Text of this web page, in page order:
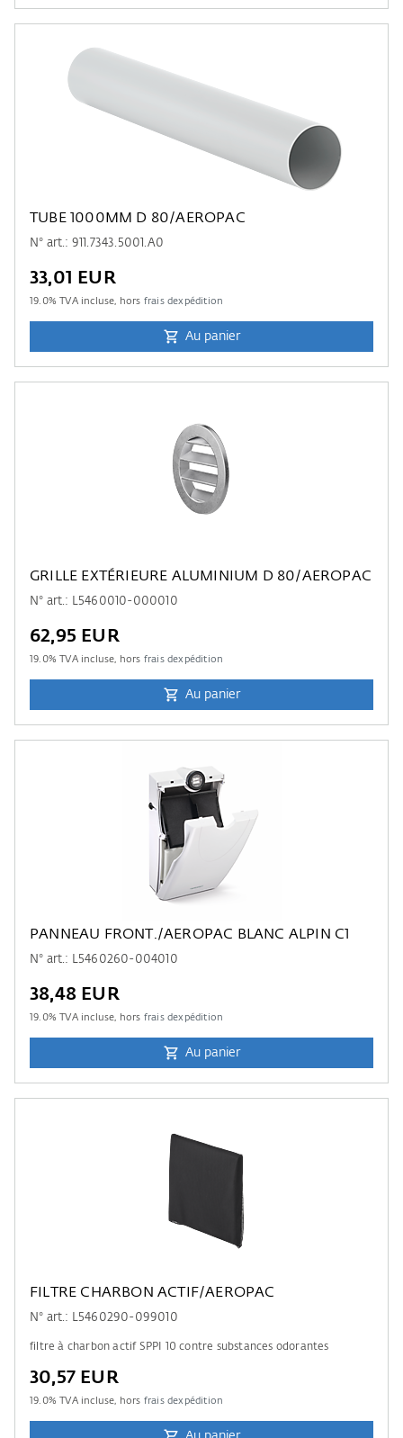
TUBE 1000MM D 80/AEROPAC
N° art.: 911.7343.5001.A0
33,01 EUR
19.0% TVA incluse, hors frais dexpédition
Au panier
GRILLE EXTÉRIEURE ALUMINIUM D 80/AEROPAC
N° art.: L5460010-000010
62,95 EUR
19.0% TVA incluse, hors frais dexpédition
Au panier
PANNEAU FRONT./AEROPAC BLANC ALPIN C1
N° art.: L5460260-004010
38,48 EUR
19.0% TVA incluse, hors frais dexpédition
Au panier
FILTRE CHARBON ACTIF/AEROPAC
N° art.: L5460290-099010
filtre à charbon actif SPPI 10 contre substances odorantes
30,57 EUR
19.0% TVA incluse, hors frais dexpédition